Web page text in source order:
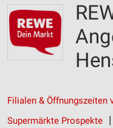
Filialen & Öffnungszeiten
Supermärkte Prospekte